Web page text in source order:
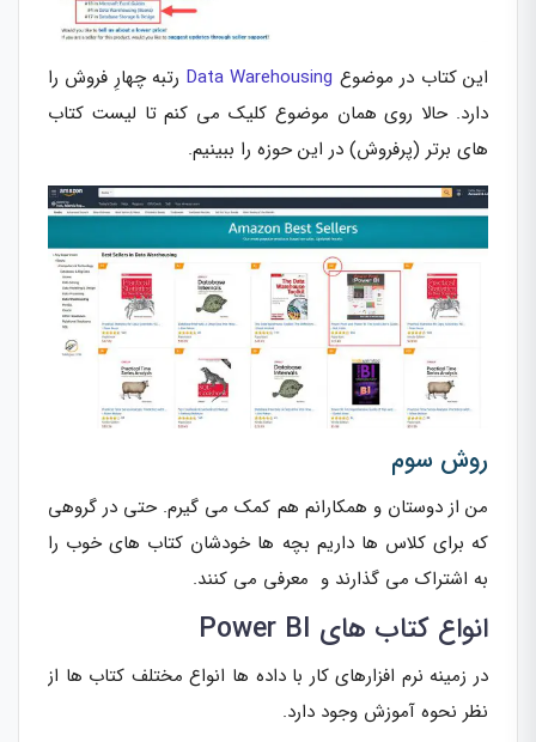
این کتاب در موضوع Data Warehousing رتبه چهارِ فروش را
دارد. حالا روی همان موضوع کلیک می کنم تا لیست کتاب
های برتر (پرفروش) در این حوزه را ببینیم.
روش سوم
من از دوستان و همکارانم هم کمک می گیرم. حتی در گروهی
که برای کلاس ها داریم بچه ها خودشان کتاب های خوب را
به اشتراک می گذارند و معرفی می کنند.
انواع کتاب های Power BI
در زمینه نرم افزارهای کار با داده ها انواع مختلف کتاب ها از
نظر نحوه آموزش وجود دارد.